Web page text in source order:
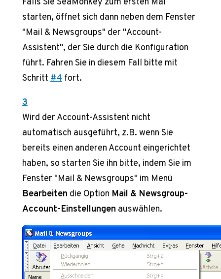
starten, öffnet sich dann neben dem Fenster
"Mail & Newsgroups" der "Account-
Assistent", der Sie durch die Konfiguration
führt. Fahren Sie in diesem Fall bitte mit
Schritt #4 fort.
3
Wird der Account-Assistent nicht
automatisch ausgeführt, z.B. wenn Sie
bereits einen anderen Account eingerichtet
haben, so starten Sie ihn bitte, indem Sie im
Fenster "Mail & Newsgroups" im Menü
Bearbeiten die Option Mail & Newsgroup-
Account-Einstellungen auswählen.